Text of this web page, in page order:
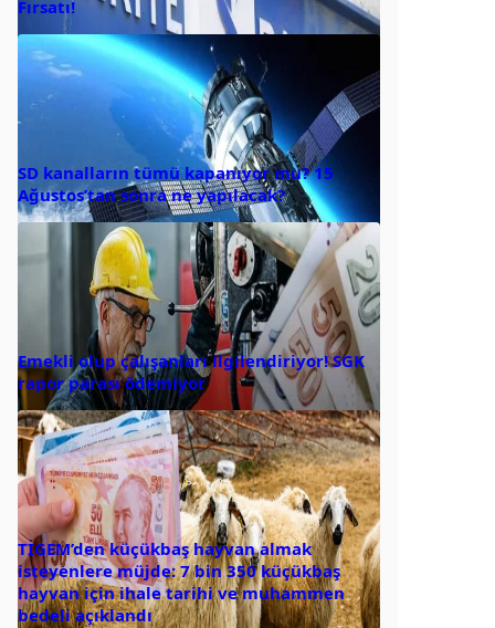
Fırsatı!
SD kanalların tümü kapanıyor mu? 15
Ağustos’tan sonra ne yapılacak?
Emekli olup çalışanları ilgilendiriyor! SGK
rapor parası ödemiyor
TİGEM’den küçükbaş hayvan almak
isteyenlere müjde: 7 bin 350 küçükbaş
hayvan için ihale tarihi ve muhammen
bedeli açıklandı